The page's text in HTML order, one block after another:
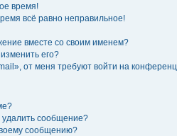
время!
всё равно неправильное!
вместе со своим именем?
его?
от меня требуют войти на
удалить сообщение?
сообщению?